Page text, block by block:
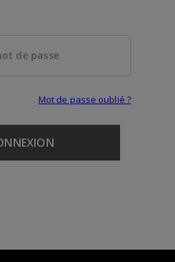
Mot de passe oublié ?